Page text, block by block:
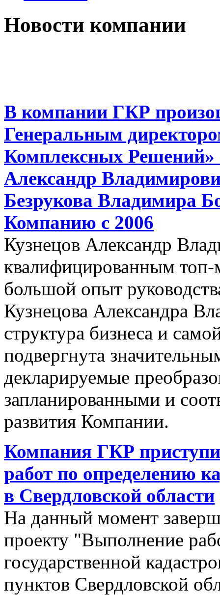
Новости компании
В компании ГКР
Генеральным
Комплексных Решений»
Александр
Безрукова Владимира
Компанию с 2006
Кузнецов Александр
квалифицированным
большой опыт
Кузнецова Александра
структура бизнеса и
подвергнута
декларируемые
запланированными и
развития Компании.
Компания ГКР
работ по определению
в Свердловской области
На данный момент
проекту "Выполнение
государственной
пунктов Свердловской